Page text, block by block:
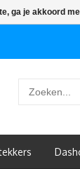
ga je akkoord